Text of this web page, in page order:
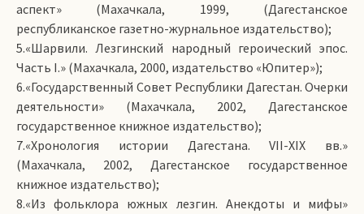
аспект» (Махачкала, 1999, (Дагестанское
республиканское газетно-журнальное издательство);
5.«Шарвили. Лезгинский народный героический эпос.
Часть I.» (Махачкала, 2000, издательство «Юпитер»);
6.«Государственный Совет Республики Дагестан. Очерки
деятельности» (Махачкала, 2002, Дагестанское
государственное книжное издательство);
7.«Хронология истории Дагестана. VII-XIX вв.»
(Махачкала, 2002, Дагестанское государственное
книжное издательство);
8.«Из фольклора южных лезгин. Анекдоты и мифы»